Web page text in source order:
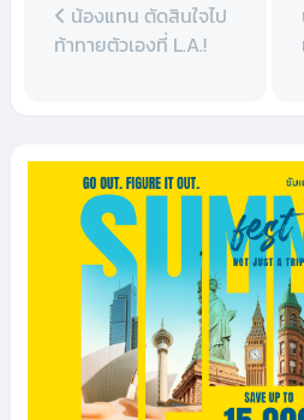
น้องแทน ตัดสินใจไป
ท้าทายตัวเองที่ L.A.!